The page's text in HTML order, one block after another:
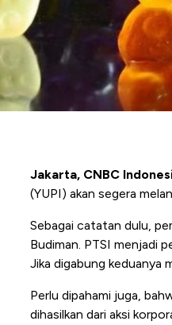
Jakarta, CNBC
(YUPI) akan segera
Sebagai catatan dulu,
Budiman. PTSI menjadi
Jika digabung keduanya
Perlu dipahami juga,
dihasilkan dari aksi